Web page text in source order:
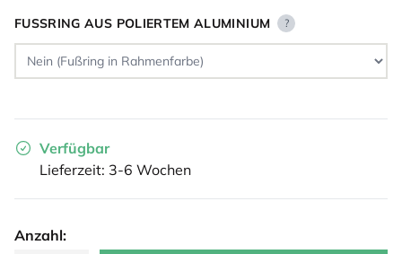
FUSSRING AUS POLIERTEM ALUMINIUM ?
Verfügbar
Lieferzeit: 3-6 Wochen
Anzahl: